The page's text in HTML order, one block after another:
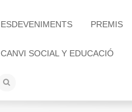
ESDEVENIMENTS PREMIS
CANVI SOCIAL Y EDUCACIÓ